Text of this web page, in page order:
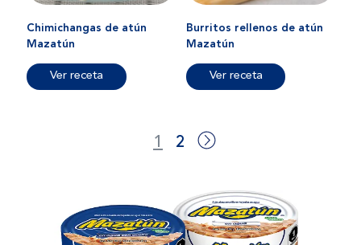
Chimichangas de atún
Mazatún
Ver receta
Burritos rellenos de atún
Mazatún
Ver receta
1 2